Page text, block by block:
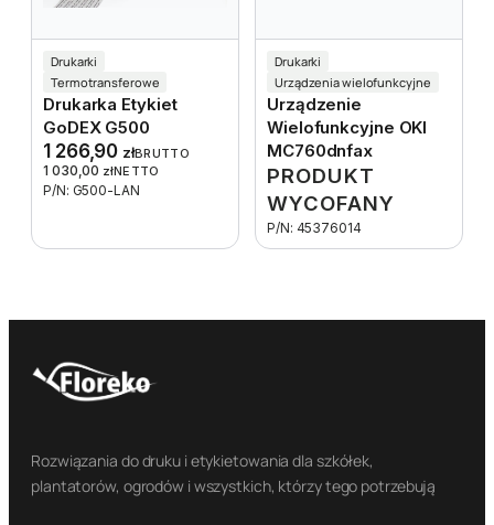
Drukarki
Termotransferowe
Drukarka Etykiet
GoDEX G500
1 266,90 złBRUTTO
1 030,00 złNETTO
P/N: G500-LAN
Drukarki
Urządzenia wielofunkcyjne
Urządzenie
Wielofunkcyjne OKI
MC760dnfax
PRODUKT
WYCOFANY
P/N: 45376014
Rozwiązania do druku i etykietowania dla szkółek,
plantatorów, ogrodów i wszystkich, którzy tego potrzebują